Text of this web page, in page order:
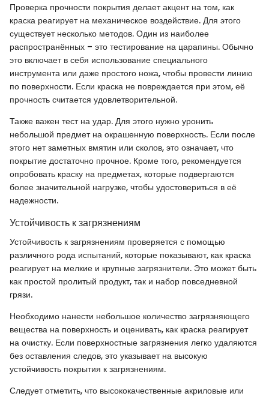
Проверка прочности покрытия делает акцент на том, как
краска реагирует на механическое воздействие. Для этого
существует несколько методов. Один из наиболее
распространённых – это тестирование на царапины. Обычно
это включает в себя использование специального
инструмента или даже простого ножа, чтобы провести линию
по поверхности. Если краска не повреждается при этом, её
прочность считается удовлетворительной.
Также важен тест на удар. Для этого нужно уронить
небольшой предмет на окрашенную поверхность. Если после
этого нет заметных вмятин или сколов, это означает, что
покрытие достаточно прочное. Кроме того, рекомендуется
опробовать краску на предметах, которые подвергаются
более значительной нагрузке, чтобы удостовериться в её
надежности.
Устойчивость к загрязнениям
Устойчивость к загрязнениям проверяется с помощью
различного рода испытаний, которые показывают, как краска
реагирует на мелкие и крупные загрязнители. Это может быть
как простой пролитый продукт, так и набор повседневной
грязи.
Необходимо нанести небольшое количество загрязняющего
вещества на поверхность и оценивать, как краска реагирует
на очистку. Если поверхностные загрязнения легко удаляются
без оставления следов, это указывает на высокую
устойчивость покрытия к загрязнениям.
Следует отметить, что высококачественные акриловые или